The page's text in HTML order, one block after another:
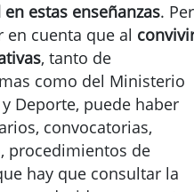
estas enseñanzas.
en cuenta que al
, tanto de
como del Ministerio
Deporte, puede haber
convocatorias,
procedimientos de
hay que consultar la